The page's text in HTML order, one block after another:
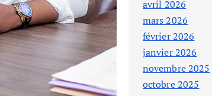
avril 2026
mars 2026
février 2026
janvier 2026
novembre 2025
octobre 2025